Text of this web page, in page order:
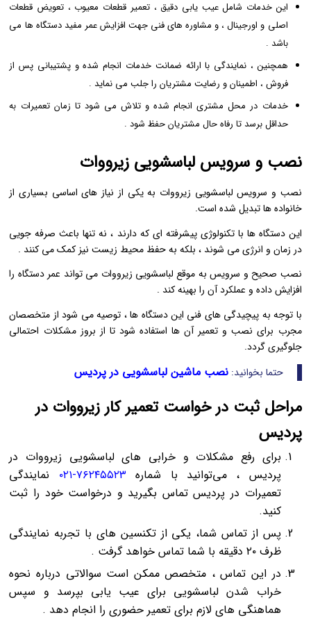
این خدمات شامل عیب ‌یابی دقیق ، تعمیر قطعات معیوب ، تعویض قطعات
اصلی و اورجینال ، و مشاوره ‌های فنی جهت افزایش عمر مفید دستگاه ‌ها می
‌باشد .
همچنین ، نمایندگی با ارائه ضمانت خدمات انجام ‌شده و پشتیبانی پس از
فروش ، اطمینان و رضایت مشتریان را جلب می ‌نماید .
خدمات در محل مشتری انجام شده و تلاش می‌ شود تا زمان تعمیرات به
حداقل برسد تا رفاه حال مشتریان حفظ شود .
نصب و سرویس لباسشویی زیرووات
نصب و سرویس لباسشویی زیرووات به یکی از نیاز های اساسی بسیاری از
خانواده‌ ها تبدیل شده است.
این دستگاه‌ ها با تکنولوژی پیشرفته‌ ای که دارند ، نه تنها باعث صرفه‌ جویی
در زمان و انرژی می‌ شوند ، بلکه به حفظ محیط زیست نیز کمک می ‌کنند .
نصب صحیح و سرویس به ‌موقع لباسشویی زیرووات می‌ تواند عمر دستگاه را
افزایش داده و عملکرد آن را بهینه کند .
با توجه به پیچیدگی‌ های فنی این دستگاه‌ ها ، توصیه می‌ شود از متخصصان
مجرب برای نصب و تعمیر آن‌ ها استفاده شود تا از بروز مشکلات احتمالی
جلوگیری گردد.
حتما بخوانید:نصب ماشین لباسشویی در پردیس
مراحل ثبت در خواست تعمیر کار زیرووات در
پردیس
برای رفع مشکلات و خرابی‌ های لباسشویی زیرووات در
پردیس ، می‌توانید با شماره ۷۶۲۴۵۵۲۳-۰۲۱
نمایندگی
تعمیرات در پردیس تماس بگیرید و درخواست خود را ثبت
کنید.
پس از تماس شما، یکی از تکنسین‌ های با تجربه نمایندگی
ظرف ۲۰ دقیقه با شما تماس خواهد گرفت .
در این تماس ، متخصص ممکن است سوالاتی درباره نحوه
خراب شدن لباسشویی برای عیب‌ یابی بپرسد و سپس
هماهنگی‌ های لازم برای تعمیر حضوری را انجام دهد .